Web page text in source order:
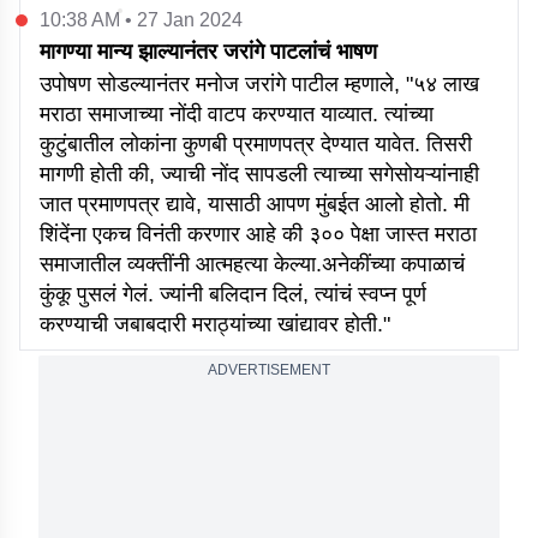
10:38 AM • 27 Jan 2024
मागण्या मान्य झाल्यानंतर जरांगे पाटलांचं भाषण
उपोषण सोडल्यानंतर मनोज जरांगे पाटील म्हणाले, "५४ लाख
मराठा समाजाच्या नोंदी वाटप करण्यात याव्यात. त्यांच्या
कुटुंबातील लोकांना कुणबी प्रमाणपत्र देण्यात यावेत. तिसरी
मागणी होती की, ज्याची नोंद सापडली त्याच्या सगेसोयऱ्यांनाही
जात प्रमाणपत्र द्यावे, यासाठी आपण मुंबईत आलो होतो. मी
शिंदेंना एकच विनंती करणार आहे की ३०० पेक्षा जास्त मराठा
समाजातील व्यक्तींनी आत्महत्या केल्या.अनेकींच्या कपाळाचं
कुंकू पुसलं गेलं. ज्यांनी बलिदान दिलं, त्यांचं स्वप्न पूर्ण
करण्याची जबाबदारी मराठ्यांच्या खांद्यावर होती."
ADVERTISEMENT